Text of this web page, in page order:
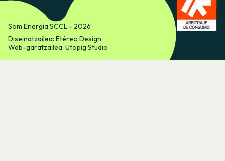
Som Energia SCCL - 2026
Diseinatzailea: Etéreo Design.
Web-garatzailea: Utopig Studio